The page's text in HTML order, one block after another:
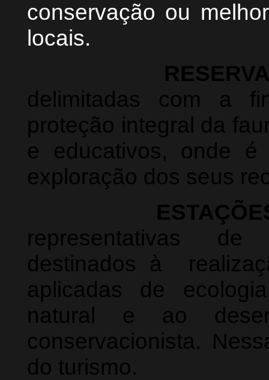
conservação ou
locais.
delimitadas com a
proteção integral da
e educativos, onde é
exploração dos seus
representativas de
destinados à
aplicadas de
natural e ao
conservacionista.
do turismo.